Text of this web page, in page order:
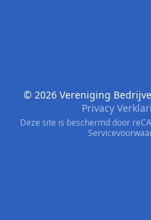
© 2026 Vereniging
Privacy
Deze site is beschermd door